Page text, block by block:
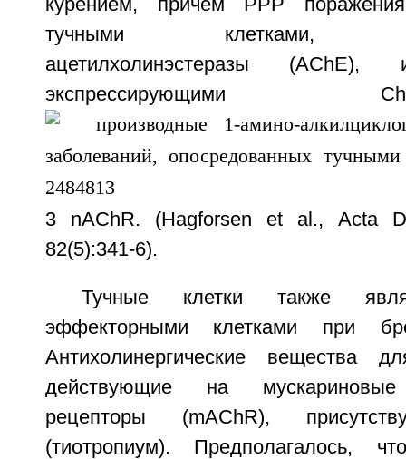
курением, причем PPP
тучными клетками,
ацетилхолинэстеразы (AChE),
3 nAChR. (Hagforsen et al., Acta
82(5):341-6).
Тучные клетки также
эффекторными клетками при
Антихолинергические вещества
действующие на мускариновые
рецепторы (mAChR),
(тиотропиум). Предполагалось,